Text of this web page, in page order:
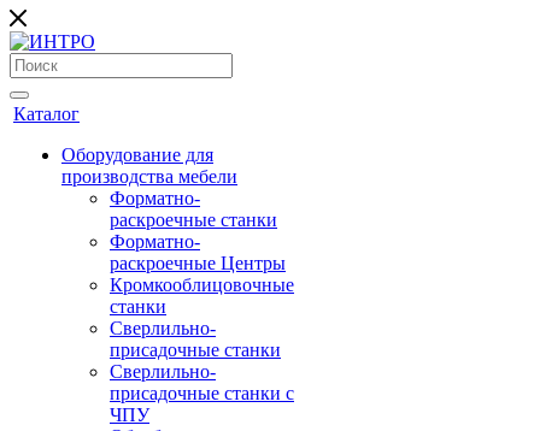
Каталог
Оборудование для
производства мебели
Форматно-
раскроечные станки
Форматно-
раскроечные Центры
Кромкооблицовочные
станки
Сверлильно-
присадочные станки
Сверлильно-
присадочные станки с
ЧПУ